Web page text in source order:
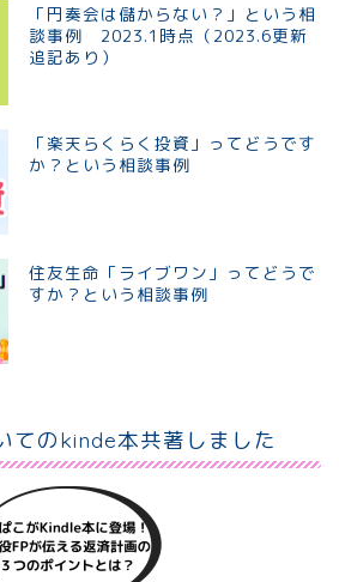
「円奏会は儲からない？」という相
談事例 2023.1時点（2023.6更新
追記あり）
「楽天らくらく投資」ってどうです
か？という相談事例
住友生命「ライブワン」ってどうで
すか？という相談事例
てのkinde本共著しました
お問い合わせ